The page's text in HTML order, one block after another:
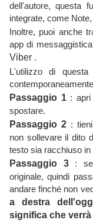
dell'autore, questa
integrate, come
Inoltre, puoi anche
app di
Viber .
L'utilizzo di
Passaggio 1: apri
spostare.
Passaggio 2 :
non sollevare il dito
testo sia racchiuso in
Passaggio 3:
originale, quindi
andare finché non
a destra
significa che